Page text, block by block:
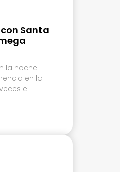
Santa
la noche
en la
el